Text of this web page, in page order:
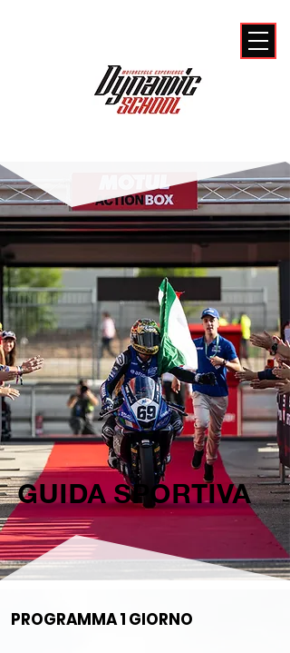
GUIDA SPORTIVA
PROGRAMMA 1 GIORNO